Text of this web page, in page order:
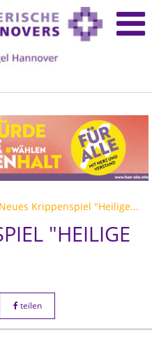
Neues Krippenspiel "Heilige...
"HEILIGE
teilen